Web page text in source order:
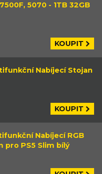
5070 - 1TB 32GB
KOUPIT
Nabíjecí Stojan
KOUPIT
Nabíjecí RGB
pro PS5 Slim bílý